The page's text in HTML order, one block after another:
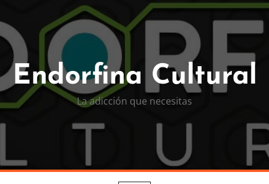
Endorfina Cultural
La adicción que necesitas